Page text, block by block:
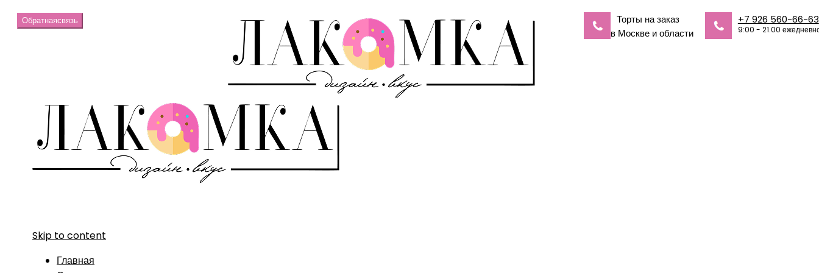
Обратнаясвязь +7 926 560-66-63
9:00 - 21.00
Торты на заказ
в Москве и области
Skip to content
Главная